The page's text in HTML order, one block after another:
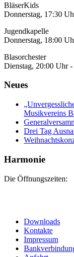
BläserKids
Donnerstag, 17:30
Jugendkapelle
Donnerstag, 18:00
Blasorchester
Dienstag, 20:00 Uhr
Neues
Musikvereins
Drei Tag
Harmonie
Die Öffnungszeiten:
Downloads
Kontakte
Impressum